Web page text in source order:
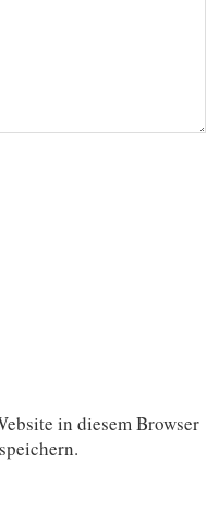
in diesem Browser